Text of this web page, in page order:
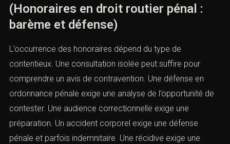
du risque. Une suspension de permis peut coûter
plusieurs mois de salaire, une perte d’emploi, une
activité professionnelle paralysée. Dans ce contexte,
l’honoraire n’est pas seulement une dépense : il
correspond à une stratégie de limitation du risque.
XIII. Occurrence des honoraires
selon les dossiers